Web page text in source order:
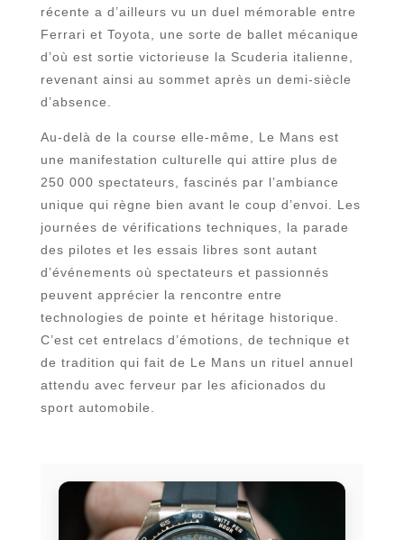
récente a d’ailleurs vu un duel mémorable entre
Ferrari et Toyota, une sorte de ballet mécanique
d’où est sortie victorieuse la Scuderia italienne,
revenant ainsi au sommet après un demi-siècle
d’absence.
Au-delà de la course elle-même, Le Mans est
une manifestation culturelle qui attire plus de
250 000 spectateurs, fascinés par l’ambiance
unique qui règne bien avant le coup d’envoi. Les
journées de vérifications techniques, la parade
des pilotes et les essais libres sont autant
d’événements où spectateurs et passionnés
peuvent apprécier la rencontre entre
technologies de pointe et héritage historique.
C’est cet entrelacs d’émotions, de technique et
de tradition qui fait de Le Mans un rituel annuel
attendu avec ferveur par les aficionados du
sport automobile.